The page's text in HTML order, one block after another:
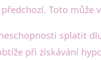
Toto může
splatit
při získávání